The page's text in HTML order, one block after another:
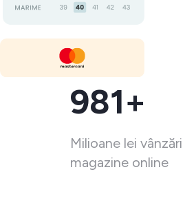
981+
Milioane lei vânzări
magazine online